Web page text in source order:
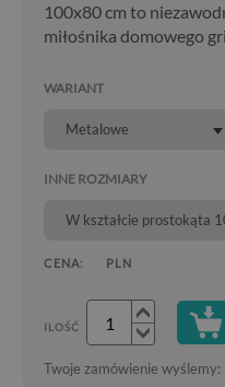
100x80 cm to
miłośnika domowego
WARIANT
Metalowe
INNE ROZMIARY
W kształcie prostokąta
CENA: PLN
ILOŚĆ
Twoje zamówienie wyślemy: